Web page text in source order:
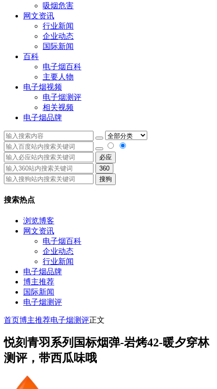
吸烟危害
网文资讯
行业新闻
企业动态
国际新闻
百科
电子烟百科
主要人物
电子烟视频
电子烟测评
相关视频
电子烟品牌
必应
360
搜狗
搜索热点
浏览博客
网文资讯
电子烟百科
企业动态
行业新闻
电子烟品牌
博主推荐
国际新闻
电子烟测评
首页博主推荐电子烟测评正文
悦刻青羽系列国标烟弹-岩烤42‌-暖夕穿林
测评，带西瓜味哦